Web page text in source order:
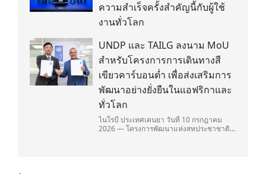
ความสำเร็จครั้งสำคัญนี้กับผู้ใช้
งานทั่วโลก
UNDP และ TAILG ลงนาม MoU
สำหรับโครงการการเดินทางสี
เขียวคาร์บอนต่ำ เพื่อส่งเสริมการ
พัฒนาอย่างยั่งยืนในแอฟริกาและ
ทั่วโลก
ไนโรบี ประเทศเคนยา วันที่ 10 กรกฎาคม
2026 — โครงการพัฒนาแห่งสหประชาชาติ